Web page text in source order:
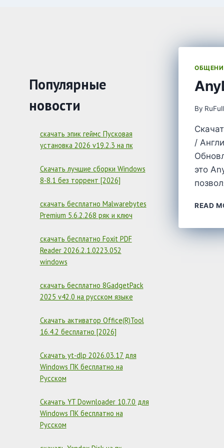
By RuFull
/
это
READ
Популярные
новости
скачать эпик геймс Пусковая
установка 2026 v19.2.3 на пк
Скачать лучшие сборки Windows
8-8.1 без торрент [2026]
скачать бесплатно Malwarebytes
Premium 5.6.2.268 ряк и ключ
скачать бесплатно Foxit PDF
Reader 2026.2.1.0223.052
windows
скачать бесплатно 8GadgetPack
2025 v42.0 на русском языке
Скачать активатор Office(R)Tool
16.4.2 бесплатно [2026]
Скачать yt-dlp 2026.03.17 для
Windows ПК бесплатно на
Русском
Скачать YT Downloader 10.7.0 для
Windows ПК бесплатно на
Русском